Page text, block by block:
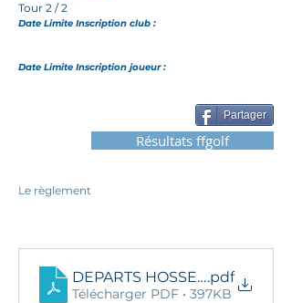
Tour 2 / 2
Date Limite Inscription club :
Date Limite Inscription joueur :
Partager
Résultats ffgolf
Le règlement
DEPARTS HOSSEGOR BIS
.pdf
Télécharger PDF • 397KB